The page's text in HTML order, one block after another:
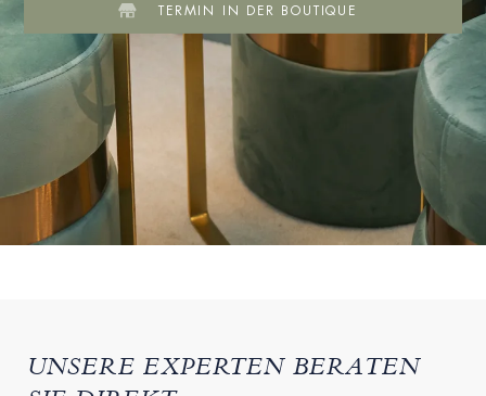
TERMIN IN DER BOUTIQUE
UNSERE EXPERTEN BERATEN